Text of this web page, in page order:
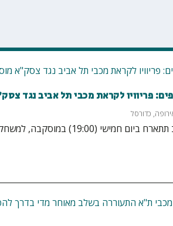
פריוויו לקראת מכבי תל אביב נגד
, כדורסל
למשחק מול צסק"א המקומית במסגרת המחזור התשיעי...